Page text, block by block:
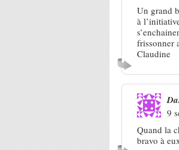
Un grand
à
frissonner
Claudine
9
Quand la
bravo à